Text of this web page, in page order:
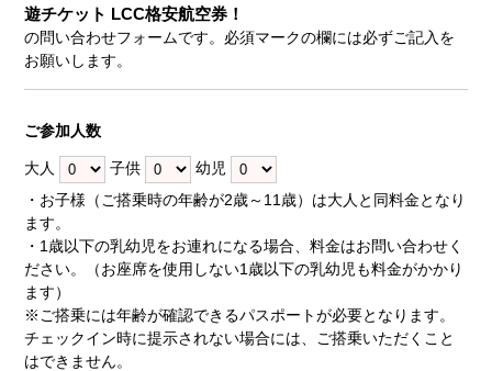
遊チケット LCC格安航空券！
の問い合わせフォームです。必須マークの欄には必ずご記入を
お願いします。
ご参加人数
大人 子供
幼児
・お子様（ご搭乗時の年齢が2歳～11歳）は大人と同料金となり
ます。
・1歳以下の乳幼児をお連れになる場合、料金はお問い合わせく
ださい。（お座席を使用しない1歳以下の乳幼児も料金がかかり
ます）
※ご搭乗には年齢が確認できるパスポートが必要となります。
チェックイン時に提示されない場合には、ご搭乗いただくこと
はできません。